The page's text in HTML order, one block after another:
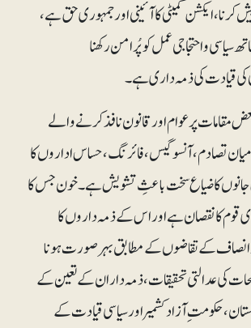
کرنا، ایکشن کمیٹی کا آئینی اور جمہوری حق ہے،
و احتجاجی عمل کو پُر امن رکھنا
کی قیادت کی ذمہ داری ہے۔
مقامات پر عوام اور قانون نافذ کرنے والے
تصادم، آنسو گیس، فائرنگ، حساس اداروں کا
جانوں کا ضیاع سخت باعثِ تشویش ہے۔ خون جس کا
قوم کا نقصان ہے اور اس کے ذمہ داروں کا
انصاف کے تقاضوں کے مطابق بہرصورت ہونا
کی عدالتی تحقیقات، ذمہ داران کے تعین کے
حکومت ِ آزاد کشمیر اور سیاسی قیادت کے